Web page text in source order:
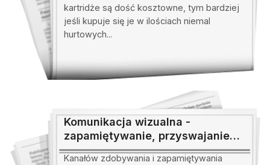
kartridże są dość kosztowne, tym bardziej
jeśli kupuje się je w ilościach niemal
hurtowych...
Komunikacja wizualna -
zapamiętywanie, przyswajanie
wiedzy
Kanałów zdobywania i zapamiętywania